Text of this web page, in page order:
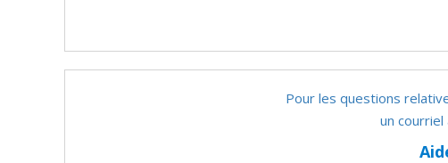
Pour les questions
un courriel